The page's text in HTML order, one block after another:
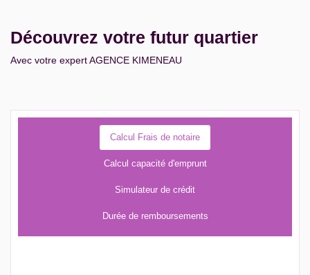
Découvrez votre futur quartier
Avec votre expert AGENCE KIMENEAU
Calcul Frais de notaire
Calcul capacité d'emprunt
Simulateur de crédit
Durée de remboursements